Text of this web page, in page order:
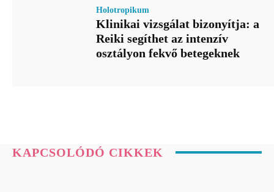
Holotropikum
Klinikai vizsgálat bizonyítja: a
Reiki segíthet az intenzív
osztályon fekvő betegeknek
KAPCSOLÓDÓ CIKKEK